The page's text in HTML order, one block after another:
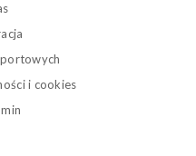
i cookies